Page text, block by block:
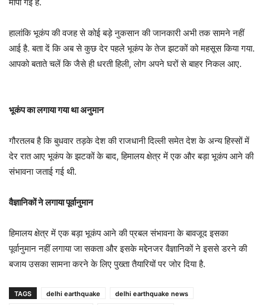
हालांकि भूकंप की वजह से कोई बड़े नुकसान की जानकारी अभी तक सामने नहीं
आई है. बता दें कि अब से कुछ देर पहले भूकंप के तेज झटकों को महसूस किया गया.
आपको बताते चलें कि जैसे ही धरती हिली, लोग अपने घरों से बाहर निकल आए.
भूकंप का लगाया गया था अनुमान
गौरतलब है कि बुधवार तड़के देश की राजधानी दिल्ली समेत देश के अन्य हिस्सों में
देर रात आए भूकंप के झटकों के बाद, हिमालय क्षेत्र में एक और बड़ा भूकंप आने की
संभावना जताई गई थी.
वैज्ञानिकों ने लगाया पूर्वानुमान
हिमालय क्षेत्र में एक बड़ा भूकंप आने की प्रबल संभावना के बावजूद इसका
पूर्वानुमान नहीं लगाया जा सकता और इसके मद्देनजर वैज्ञानिकों ने इससे डरने की
बजाय उसका सामना करने के लिए पुख्ता तैयारियों पर जोर दिया है.
TAGS delhi earthquake
delhi earthquake news